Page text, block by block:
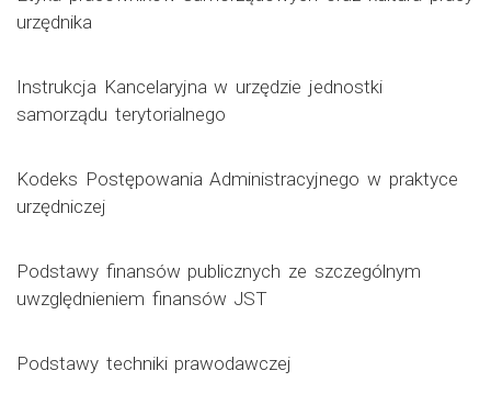
urzędnika
Instrukcja Kancelaryjna w urzędzie jednostki
samorządu terytorialnego
Kodeks Postępowania Administracyjnego w praktyce
urzędniczej
Podstawy finansów publicznych ze szczególnym
uwzględnieniem finansów JST
Podstawy techniki prawodawczej